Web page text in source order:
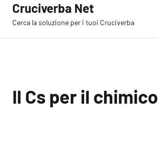
contenuto
Cruciverba Net
Cerca la soluzione per i tuoi Cruciverba
Il Cs per il chimico